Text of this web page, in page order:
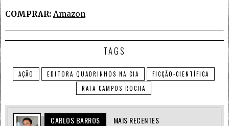
COMPRAR: Amazon
TAGS
AÇÃO EDITORA QUADRINHOS NA CIA
FICÇÃO-CIENTÍFICA
RAFA CAMPOS ROCHA
CARLOS BARROS MAIS RECENTES